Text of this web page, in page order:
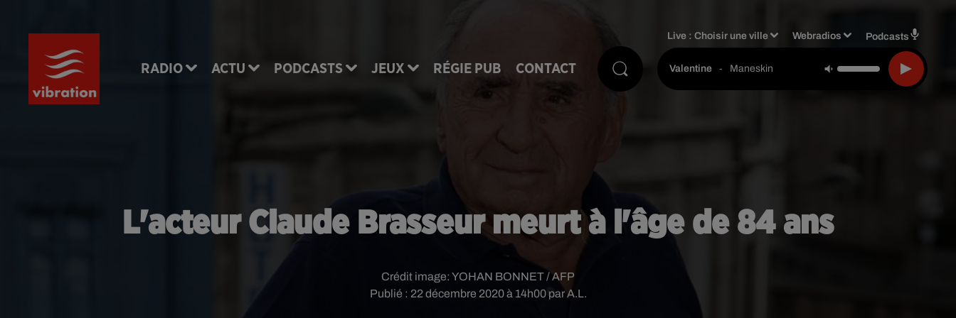
RADIO ACTU PODCASTS JEUX RÉGIE PUB CONTACT
Live :Choisir une ville Webradios Podcasts
Valentine - Maneskin
L'acteur Claude Brasseur meurt à l'âge de 84 ans
Publié : 22 décembre 2020 à 14h00 par A.L.
Crédit image: YOHAN BONNET / AFP